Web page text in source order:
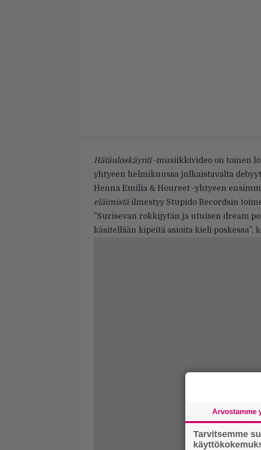
Hätäuloskäynti-musiikkivideo on toinen
yhtyeen helmikuussa julkaistavalta
Henna Emilia & Houreet -yhtyeen
eläimistäilmestyy Stupido Recordsin
”Surisevan rokkijytän ja utuisen dream
käsitellään kipeitä asioita kieli poskessa”,
Arvostamme
Tarvitsemme